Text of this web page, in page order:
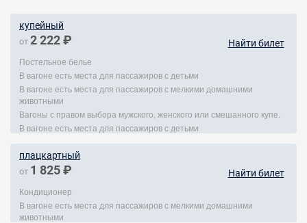
купейный
от 2 222 ₽ Найти билет
Постельное белье
В вагоне есть места для пассажиров с детьми
В вагоне есть места для пассажиров с мелкими домашними
животными
Вагоны с правом выбора мужского, женского или смешанного купе.
В вагоне есть места для пассажиров с детьми
плацкартный
от 1 825 ₽ Найти билет
Кондиционер
В вагоне есть места для пассажиров с мелкими домашними
животными